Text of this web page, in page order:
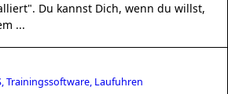
Du kannst Dich, wenn du willst,
...
Trainingssoftware, Laufuhren